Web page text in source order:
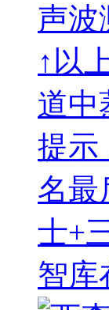
声波
↑以
道中
提示
名最
士+
智库